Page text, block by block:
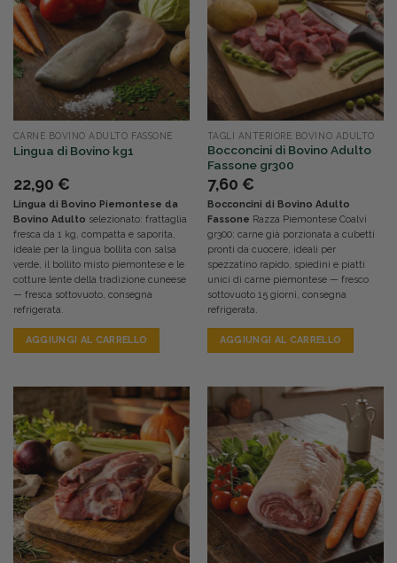
CARNE BOVINO ADULTO FASSONE
Lingua di Bovino kg1
22,90 €
Lingua di Bovino Piemontese da
Bovino Adulto selezionato: frattaglia
fresca da 1 kg, compatta e saporita,
ideale per la lingua bollita con salsa
verde, il bollito misto piemontese e le
cotture lente della tradizione cuneese
— fresca sottovuoto, consegna
refrigerata.
AGGIUNGI AL CARRELLO
TAGLI ANTERIORE BOVINO ADULTO
Bocconcini di Bovino Adulto
Fassone gr300
7,60 €
Bocconcini di Bovino Adulto
Fassone Razza Piemontese Coalvi
gr300: carne già porzionata a cubetti
pronti da cuocere, ideali per
spezzatino rapido, spiedini e piatti
unici di carne piemontese — fresco
sottovuoto 15 giorni, consegna
refrigerata.
AGGIUNGI AL CARRELLO